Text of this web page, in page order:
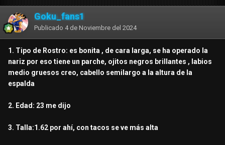
Goku_fans1
Publicado 4 de Noviembre del 2024
1. Tipo de Rostro: es bonita , de cara larga, se ha operado la
nariz por eso tiene un parche, ojitos negros brillantes , labios
medio gruesos creo, cabello semilargo a la altura de la
espalda
2. Edad: 23 me dijo
3. Talla:1.62 por ahí, con tacos se ve más alta